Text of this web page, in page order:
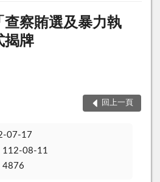
查察賄選及暴力執
揭牌
回上一頁
07-17
112-08-11
4876